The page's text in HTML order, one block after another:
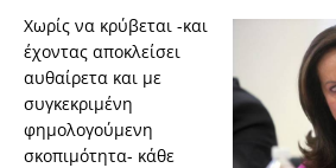
Χωρίς να κρύβεται -και
έχοντας αποκλείσει
αυθαίρετα και με
συγκεκριμένη
φημολογούμενη
σκοπιμότητα- κάθε